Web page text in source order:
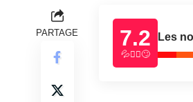
PARTAGE 7.2
💦🧗‍♂️🙄
Les